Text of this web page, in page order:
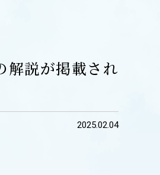
解説が掲載され
2025.02.04